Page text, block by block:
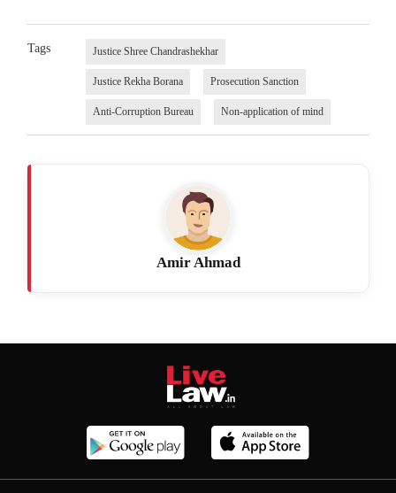
Tags Justice Shree Chandrashekhar
Justice Rekha Borana Prosecution Sanction
Anti-Corruption Bureau Non-application of mind
Amir Ahmad